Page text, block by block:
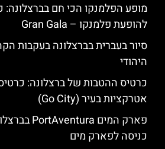
מופע הפלמנקו הכי חם בברצלונה:
להופעת פלמנקו – Gran Gala
סיור בעברית בברצלונה בעקבות
היהודי
כרטיס ההטבות של ברצלונה:
אטרקציות בעיר (Go City)
כניסה לפארק מים